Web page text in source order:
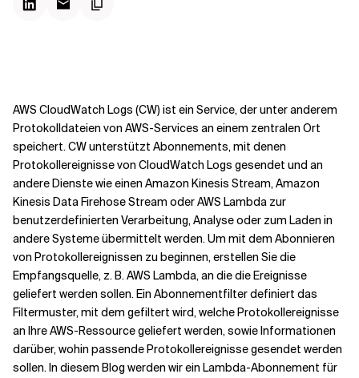
AWS CloudWatch Logs (CW) ist ein Service, der unter anderem
Protokolldateien von AWS-Services an einem zentralen Ort
speichert. CW unterstützt Abonnements, mit denen
Protokollereignisse von CloudWatch Logs gesendet und an
andere Dienste wie einen Amazon Kinesis Stream, Amazon
Kinesis Data Firehose Stream oder AWS Lambda zur
benutzerdefinierten Verarbeitung, Analyse oder zum Laden in
andere Systeme übermittelt werden. Um mit dem Abonnieren
von Protokollereignissen zu beginnen, erstellen Sie die
Empfangsquelle, z. B. AWS Lambda, an die die Ereignisse
geliefert werden sollen. Ein Abonnementfilter definiert das
Filtermuster, mit dem gefiltert wird, welche Protokollereignisse
an Ihre AWS-Ressource geliefert werden, sowie Informationen
darüber, wohin passende Protokollereignisse gesendet werden
sollen. In diesem Blog werden wir ein Lambda-Abonnement für